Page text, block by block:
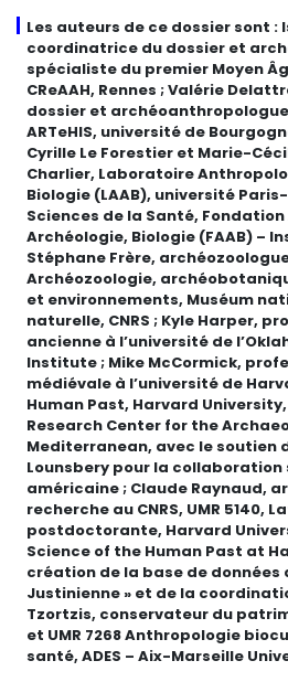
Les auteurs de ce dossier sont
coordinatrice du dossier et
spécialiste du premier Moyen
CReAAH, Rennes ; Valérie
dossier et
ARTeHIS, université de
Cyrille Le Forestier et Marie-
Charlier, Laboratoire
Biologie (LAAB), université Paris-
Sciences de la Santé,
Archéologie, Biologie (FAAB) –
Stéphane Frère,
Archéozoologie,
et environnements, Muséum
naturelle, CNRS ; Kyle Harper,
ancienne à l’université de
Institute ; Mike McCormick,
médiévale à l’université de
Human Past, Harvard
Research Center for the
Mediterranean, avec le soutien
Lounsbery pour la
américaine ; Claude Raynaud,
recherche au CNRS, UMR 5140,
postdoctorante, Harvard
Science of the Human Past at
création de la base de données
Justinienne » et de la
Tzortzis, conservateur du
et UMR 7268 Anthropologie
santé, ADES – Aix-Marseille